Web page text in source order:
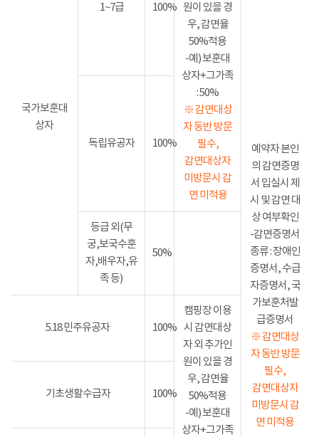
국가보훈대
상자
1~7급 100% 원이 있을 경
우, 감면율
50%적용
-예) 보훈대
상자+그가족
: 50%
※ 감면대상
자 동반 방문
필수,
감면대상자
미방문시 감
면 미적용
예약자 본인
의 감면증명
서 입실시 제
시 및 감면 대
상 여부확인
-감면증명서
종류 : 장애인
증명서, 수급
자증명서, 국
가보훈처발
급증명서
※ 감면대상
자 동반 방문
필수,
감면대상자
미방문시 감
면 미적용
독립유공자 100%
등급 외(무
궁,보국수훈
자,배우자,유
족 등)
50%
5.18 민주유공자 100%
캠핑장 이용
시 감면대상
자 외 추가인
원이 있을 경
우, 감면율
50%적용
-예) 보훈대
상자+그가족
기초생활수급자 100%